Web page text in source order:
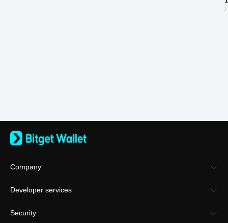
Company
About Bitget Wallet
Careers
Developer services
Business
Security